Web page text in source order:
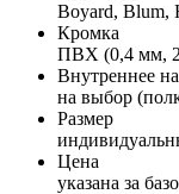
Boyard, Blum,
Кромка
ПВХ (0,4 мм,
Внутреннее
на выбор
Размер
Цена
указана за